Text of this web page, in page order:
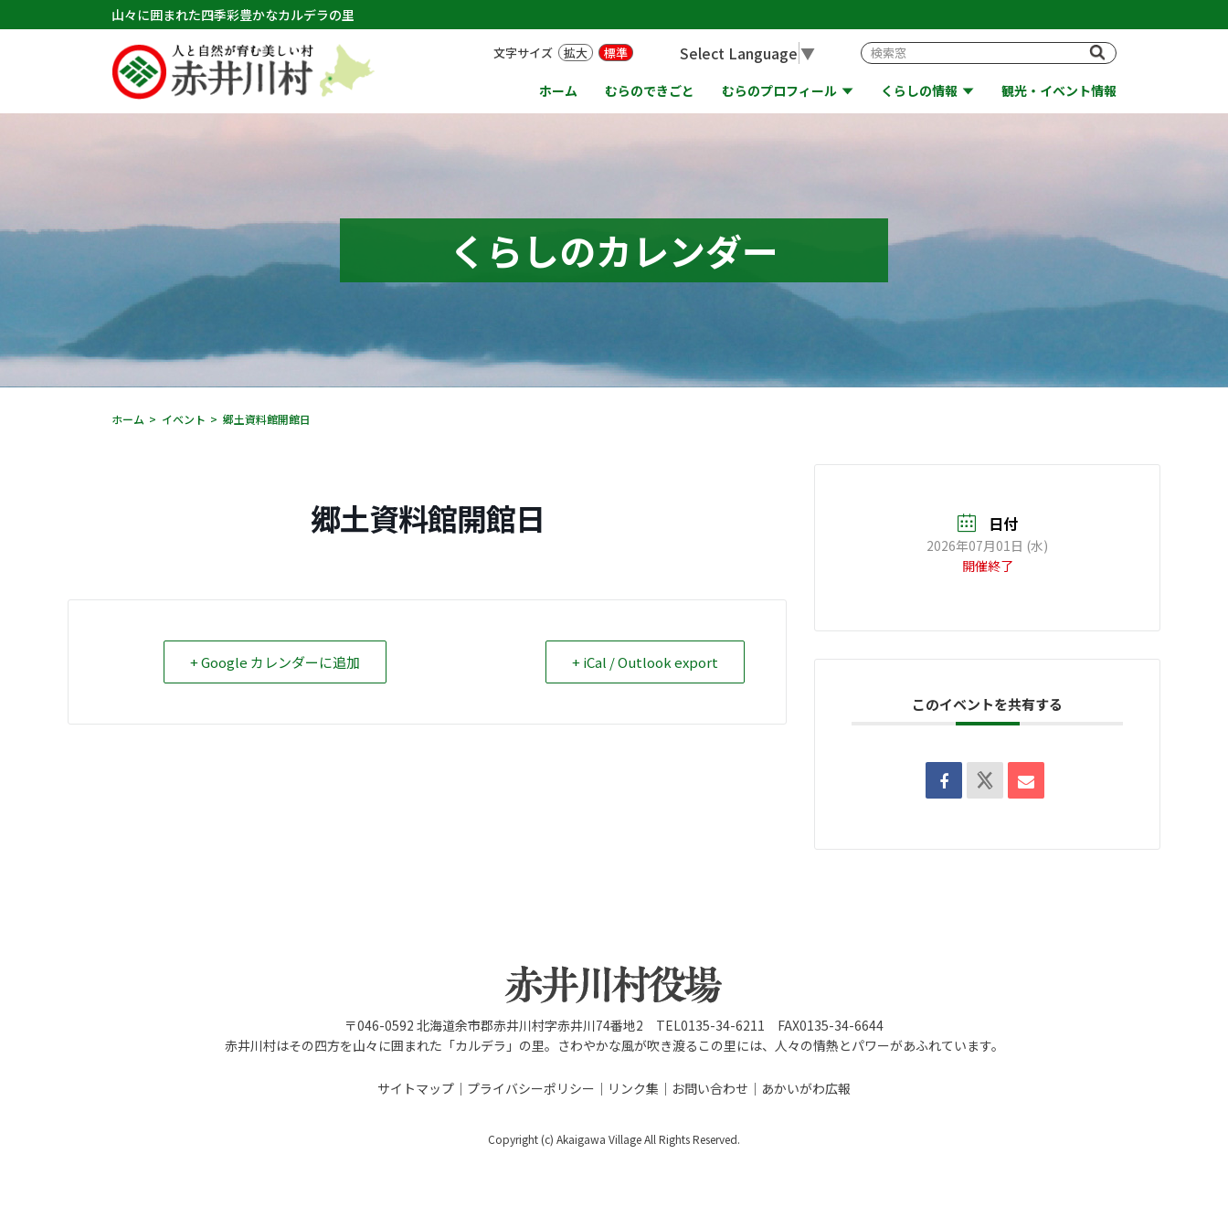
山々に囲まれた四季彩豊かなカルデラの里
ホーム むらのできごと むらのプロフィール くらしの情報 観光・イベント情報
文字サイズ 拡大 標準 Select Language▼
くらしのカレンダー
ホーム イベント 郷土資料館開館日
郷土資料館開館日
+ Google カレンダーに追加 + iCal / Outlook export
日付
2026年07月01日 (水)
開催終了
このイベントを共有する
〒046-0592 北海道余市郡赤井川村字赤井川74番地2 TEL0135-34-6211 FAX0135-34-6644
赤井川村はその四方を山々に囲まれた「カルデラ」の里。さわやかな風が吹き渡るこの里には、人々の情熱とパワーがあふれています。
サイトマップ プライバシーポリシー リンク集 お問い合わせ あかいがわ広報
Copyright (c) Akaigawa Village All Rights Reserved.